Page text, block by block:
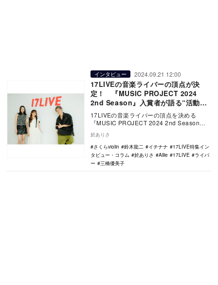
インタビュー 2024.09.21 12:00
17LIVEの音楽ライバーの頂点が決
定！ 『MUSIC PROJECT 2024
2nd Season』入賞者が語る“活動の
軌跡”
17LIVEの音楽ライバーの頂点を決める
『MUSIC PROJECT 2024 2nd Season』
於ありさ
さくらviolin
鈴木龍二 イチナナ
17LIVE特集イン
タビュー・コラム
於ありさ Allie 17LIVE
ライバ
ー
三橋優美子